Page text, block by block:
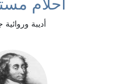
أديبة وروائية